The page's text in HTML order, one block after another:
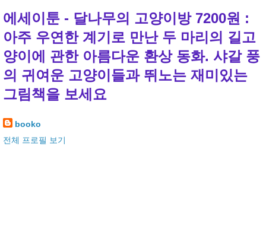
에세이툰 - 달나무의 고양이방 7200원 :
아주 우연한 계기로 만난 두 마리의 길고
양이에 관한 아름다운 환상 동화. 샤갈 풍
의 귀여운 고양이들과 뛰노는 재미있는
그림책을 보세요
booko
전체 프로필 보기